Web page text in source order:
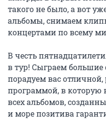
такого не было, а вот
альбомы, снимаем
концертами по всему
В честь
в тур! Сыграем
порадуем вас отличной,
программой, в которую
всех альбомов,
и море позитива